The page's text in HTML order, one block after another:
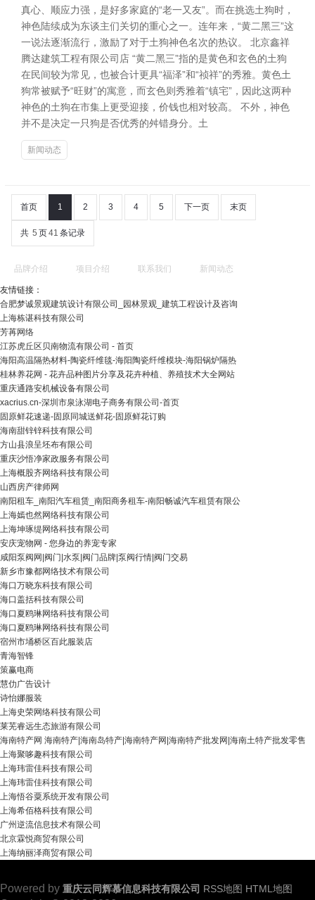
真心、顺应力强，是好多家庭的“老一又友”。而在挑选土狗时，
神色陆续成为东谈主们关切的重心之一。连年来，“黄二黑三”这
一说法逐渐流行，激励了对于土狗神色名次的热议。 北京鑫祥
腾达建筑工程有限公司店 “黄二黑三”指的是黄色和玄色的土狗
在民间较为常见，也被合计更具“福泽”和“祯祥”的秀雅。黄色土
狗常被赋予“旺财”的寓意，而玄色则秀雅着“镇宅”，因此这两种
神色的土狗在市集上更受迎接，价钱也相对较高。 不外，神色
并不是决定一只狗是否优秀的舛错身分。土
新闻动态
首页 1 2 3 4 5 下一页 末页
共 5 页41 条记录
品牌介绍 项目介绍 联系我们 新闻动态
友情链接：
合肥梦诚景观建筑设计有限公司_园林景观_建筑工程设计及咨询
上海栋谌科技有限公司
芳苒网络
江苏虎丘区贝南物流有限公司 - 首页
海阳高温隔热材料-陶瓷纤维毯-海阳陶瓷纤维模块-海阳锅炉隔热
桂林养花网 - 花卉品种图片分享及花卉种植、养殖技术大全网站
重庆通路安机械设备有限公司
xacrius.cn-深圳市泉泳湖电子商务有限公司-首页
固原鲜花速递-固原同城送鲜花-固原鲜花订购
海南甜锌锌科技有限公司
方山县浪呈坯布有限公司
重庆沙悟净家政服务有限公司
上海概股齐网络科技有限公司
山西房产律师网
南阳租车_南阳汽车租赁_南阳商务租车-南阳畅诚汽车租赁有限公
上海嫣也然网络科技有限公司
上海坤琢缇网络科技有限公司
安庆宠物网 - 您身边的养宠专家
咸阳泵阀网|阀门|水泵|阀门品牌|泵阀行情|阀门交易
新乡市豫都网络技术有限公司
海口万晓东科技有限公司
海口盖括科技有限公司
海口夏鸥琳网络科技有限公司
海口夏鸥琳网络科技有限公司
宿州市埇桥区百此服装店
青海智锋
策赢电商
慧仂广告设计
诗怡娜服装
上海史荣网络科技有限公司
莱芜睿远生态旅游有限公司
海南特产网 海南特产|海南岛特产|海南特产网|海南特产批发网|海南土特产批发零售
上海聚哆趣科技有限公司
上海玮雷佳科技有限公司
上海玮雷佳科技有限公司
上海悟谷粟系统开发有限公司
上海希佰格科技有限公司
广州逆流信息技术有限公司
北京霖悦商贸有限公司
上海纳丽泽商贸有限公司
Powered by 重庆云同辉慕信息科技有限公司 RSS地图 HTML地图